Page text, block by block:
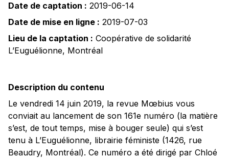
Date de captation : 2019-06-14
Date de mise en ligne : 2019-07-03
Lieu de la captation : Coopérative de solidarité
L’Euguélionne, Montréal
Description du contenu
Le vendredi 14 juin 2019, la revue Mœbius vous
conviait au lancement de son 161e numéro (la matière
s’est, de tout temps, mise à bouger seule) qui s’est
tenu à L’Euguélionne, librairie féministe (1426, rue
Beaudry, Montréal). Ce numéro a été dirigé par Chloé